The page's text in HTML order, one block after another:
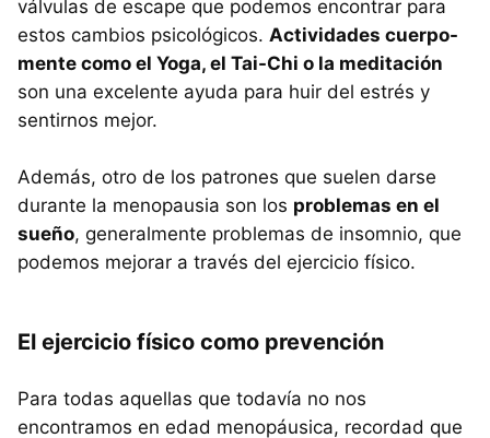
válvulas de escape que podemos encontrar para
estos cambios psicológicos. Actividades cuerpo-
mente como el Yoga, el Tai-Chi o la meditación
son una excelente ayuda para huir del estrés y
sentirnos mejor.
Además, otro de los patrones que suelen darse
durante la menopausia son los problemas en el
sueño, generalmente problemas de insomnio, que
podemos mejorar a través del ejercicio físico.
El ejercicio físico como prevención
Para todas aquellas que todavía no nos
encontramos en edad menopáusica, recordad que